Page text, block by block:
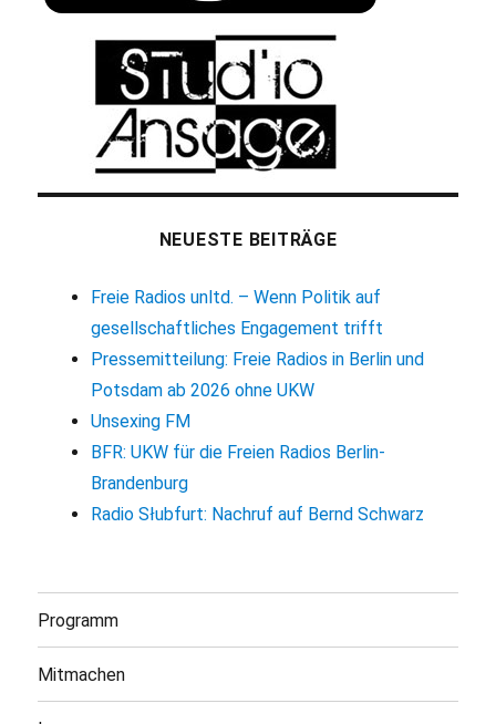
NEUESTE BEITRÄGE
Freie Radios unltd. – Wenn Politik auf
gesellschaftliches Engagement trifft
Pressemitteilung: Freie Radios in Berlin und
Potsdam ab 2026 ohne UKW
Unsexing FM
BFR: UKW für die Freien Radios Berlin-
Brandenburg
Radio Słubfurt: Nachruf auf Bernd Schwarz
Programm
Mitmachen